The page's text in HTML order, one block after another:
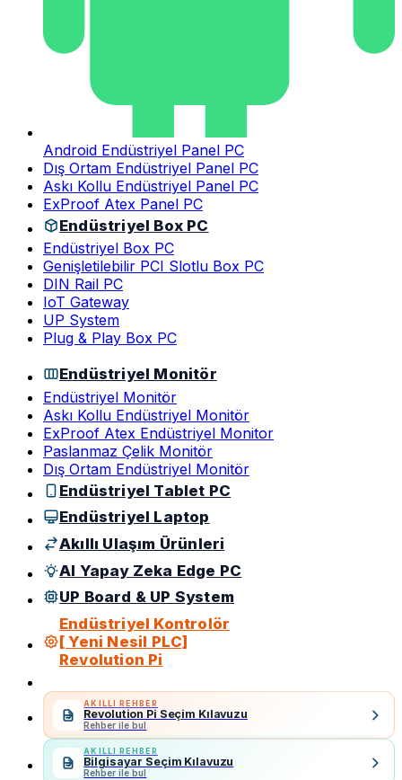
Android Endüstriyel Panel PC
Dış Ortam Endüstriyel Panel PC
Askı Kollu Endüstriyel Panel PC
ExProof Atex Panel PC
Endüstriyel Box PC
Endüstriyel Box PC
Genişletilebilir PCI Slotlu Box PC
DIN Rail PC
IoT Gateway
UP System
Plug & Play Box PC
Endüstriyel Monitör
Endüstriyel Monitör
Askı Kollu Endüstriyel Monitör
ExProof Atex Endüstriyel Monitor
Paslanmaz Çelik Monitör
Dış Ortam Endüstriyel Monitör
Endüstriyel Tablet PC
Endüstriyel Laptop
Akıllı Ulaşım Ürünleri
AI Yapay Zeka Edge PC
UP Board & UP System
Endüstriyel Kontrolör
[ Yeni Nesil PLC]
Revolution Pi
AKILLI REHBER
Revolution Pi Seçim Kılavuzu
Rehber ile bul
AKILLI REHBER
Bilgisayar Seçim Kılavuzu
Rehber ile bul